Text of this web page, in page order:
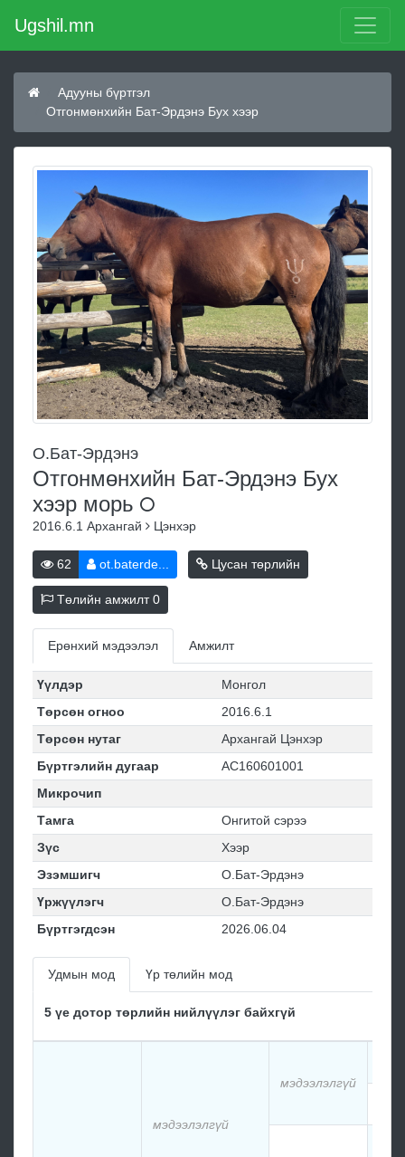
Ugshil.mn
Адууны бүртгэл
Отгонмөнхийн Бат-Эрдэнэ Бух хээр
О.Бат-Эрдэнэ
Отгонмөнхийн Бат-Эрдэнэ Бух
хээр морь
2016.6.1 Архангай Цэнхэр
62 ot.baterde... Цусан төрлийн
Төлийн амжилт0
Ерөнхий мэдээлэл Амжилт
Үүлдэр
Монгол
Төрсөн огноо
2016.6.1
Төрсөн нутаг
Архангай Цэнхэр
Бүртгэлийн дугаар
АС160601001
Микрочип
Тамга
Онгитой сэрээ
Зүс
Хээр
Эзэмшигч
О.Бат-Эрдэнэ
Үржүүлэгч
О.Бат-Эрдэнэ
Бүртгэгдсэн
2026.06.04
Удмын мод Үр төлийн мод
5 үе дотор төрлийн нийлүүлэг байхгүй
мэдээлэлгүй
мэдээлэлгүй